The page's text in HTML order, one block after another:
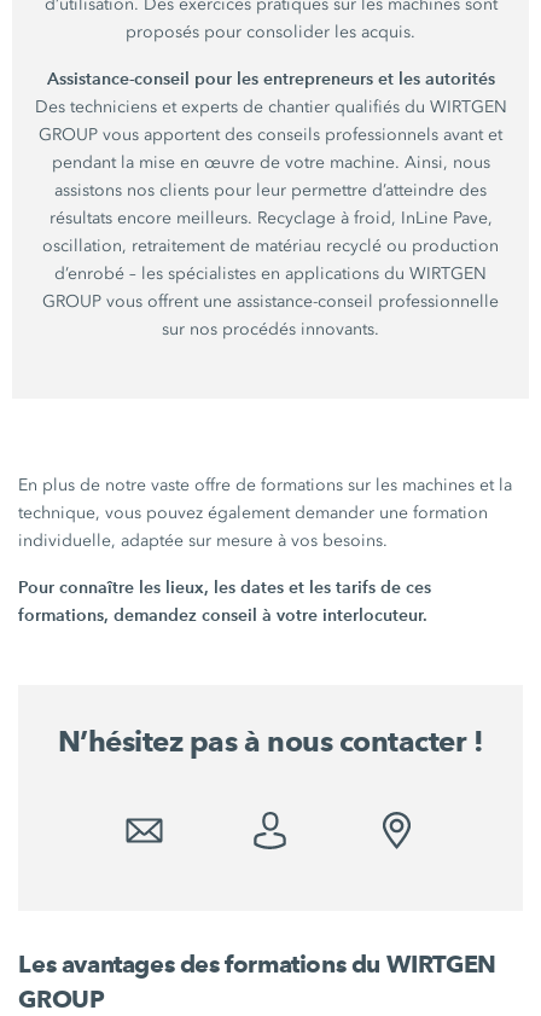
d’utilisation. Des exercices pratiques sur les machines sont
proposés pour consolider les acquis.
Assistance-conseil pour les entrepreneurs et les autorités
Des techniciens et experts de chantier qualifiés du WIRTGEN
GROUP vous apportent des conseils professionnels avant et
pendant la mise en œuvre de votre machine. Ainsi, nous
assistons nos clients pour leur permettre d’atteindre des
résultats encore meilleurs. Recyclage à froid, InLine Pave,
oscillation, retraitement de matériau recyclé ou production
d’enrobé – les spécialistes en applications du WIRTGEN
GROUP vous offrent une assistance-conseil professionnelle
sur nos procédés innovants.
En plus de notre vaste offre de formations sur les machines et la
technique, vous pouvez également demander une formation
individuelle, adaptée sur mesure à vos besoins.
Pour connaître les lieux, les dates et les tarifs de ces
formations, demandez conseil à votre interlocuteur.
N’hésitez pas à nous contacter !
Les avantages des formations du WIRTGEN
GROUP